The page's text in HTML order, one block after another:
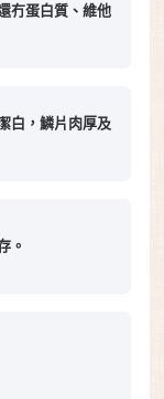
冇蛋白質、維他
白，鱗片肉厚及
。